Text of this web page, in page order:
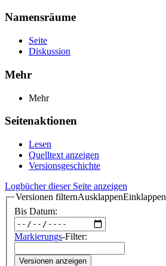
Namensräume
Seite
Diskussion
Mehr
Mehr
Seitenaktionen
Lesen
Quelltext anzeigen
Versionsgeschichte
Logbücher dieser Seite anzeigen
Versionen filternAusklappenEinklappen
Bis Datum:
Markierungs-Filter:
Versionen anzeigen